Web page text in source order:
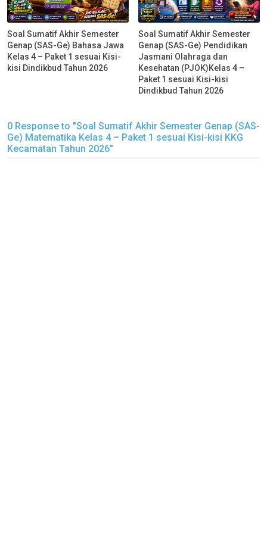
Soal Sumatif Akhir Semester
Genap (SAS-Ge) Bahasa Jawa
Kelas 4 – Paket 1 sesuai Kisi-
kisi Dindikbud Tahun 2026
Soal Sumatif Akhir Semester
Genap (SAS-Ge) Pendidikan
Jasmani Olahraga dan
Kesehatan (PJOK)Kelas 4 –
Paket 1 sesuai Kisi-kisi
Dindikbud Tahun 2026
0 Response to "Soal Sumatif Akhir Semester Genap (SAS-
Ge) Matematika Kelas 4 – Paket 1 sesuai Kisi-kisi KKG
Kecamatan Tahun 2026"